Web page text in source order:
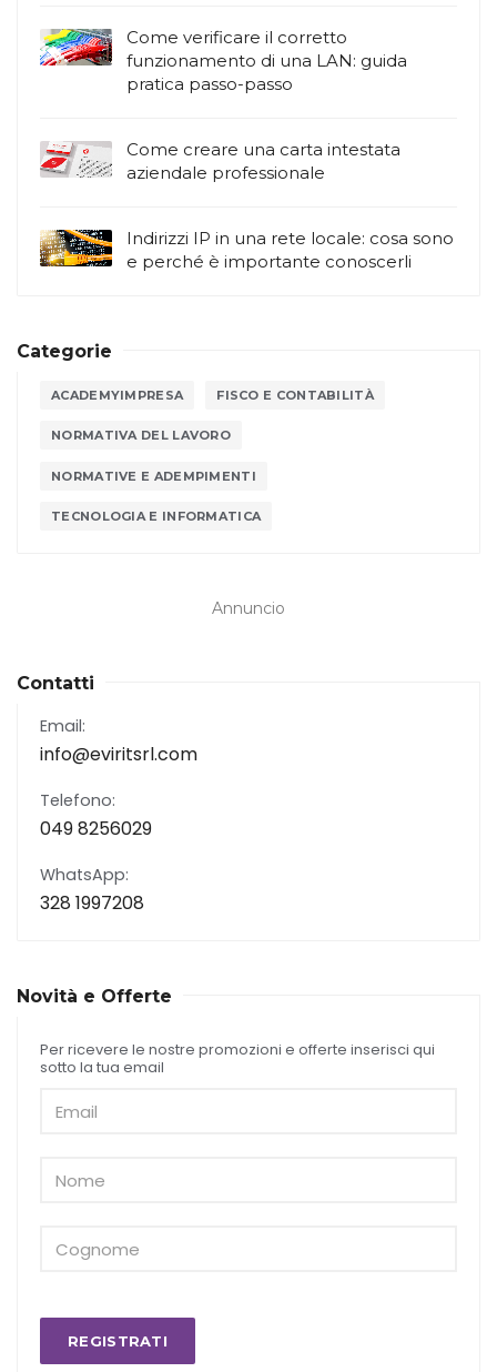
Come verificare il corretto
funzionamento di una LAN: guida
pratica passo-passo
Come creare una carta intestata
aziendale professionale
Indirizzi IP in una rete locale: cosa sono
e perché è importante conoscerli
Categorie
ACADEMYIMPRESA FISCO E CONTABILITÀ
NORMATIVA DEL LAVORO
NORMATIVE E ADEMPIMENTI
TECNOLOGIA E INFORMATICA
Annuncio
Contatti
Email:
info@eviritsrl.com
Telefono:
049 8256029
WhatsApp:
328 1997208
Novità e Offerte
Per ricevere le nostre promozioni e offerte inserisci qui
sotto la tua email
REGISTRATI